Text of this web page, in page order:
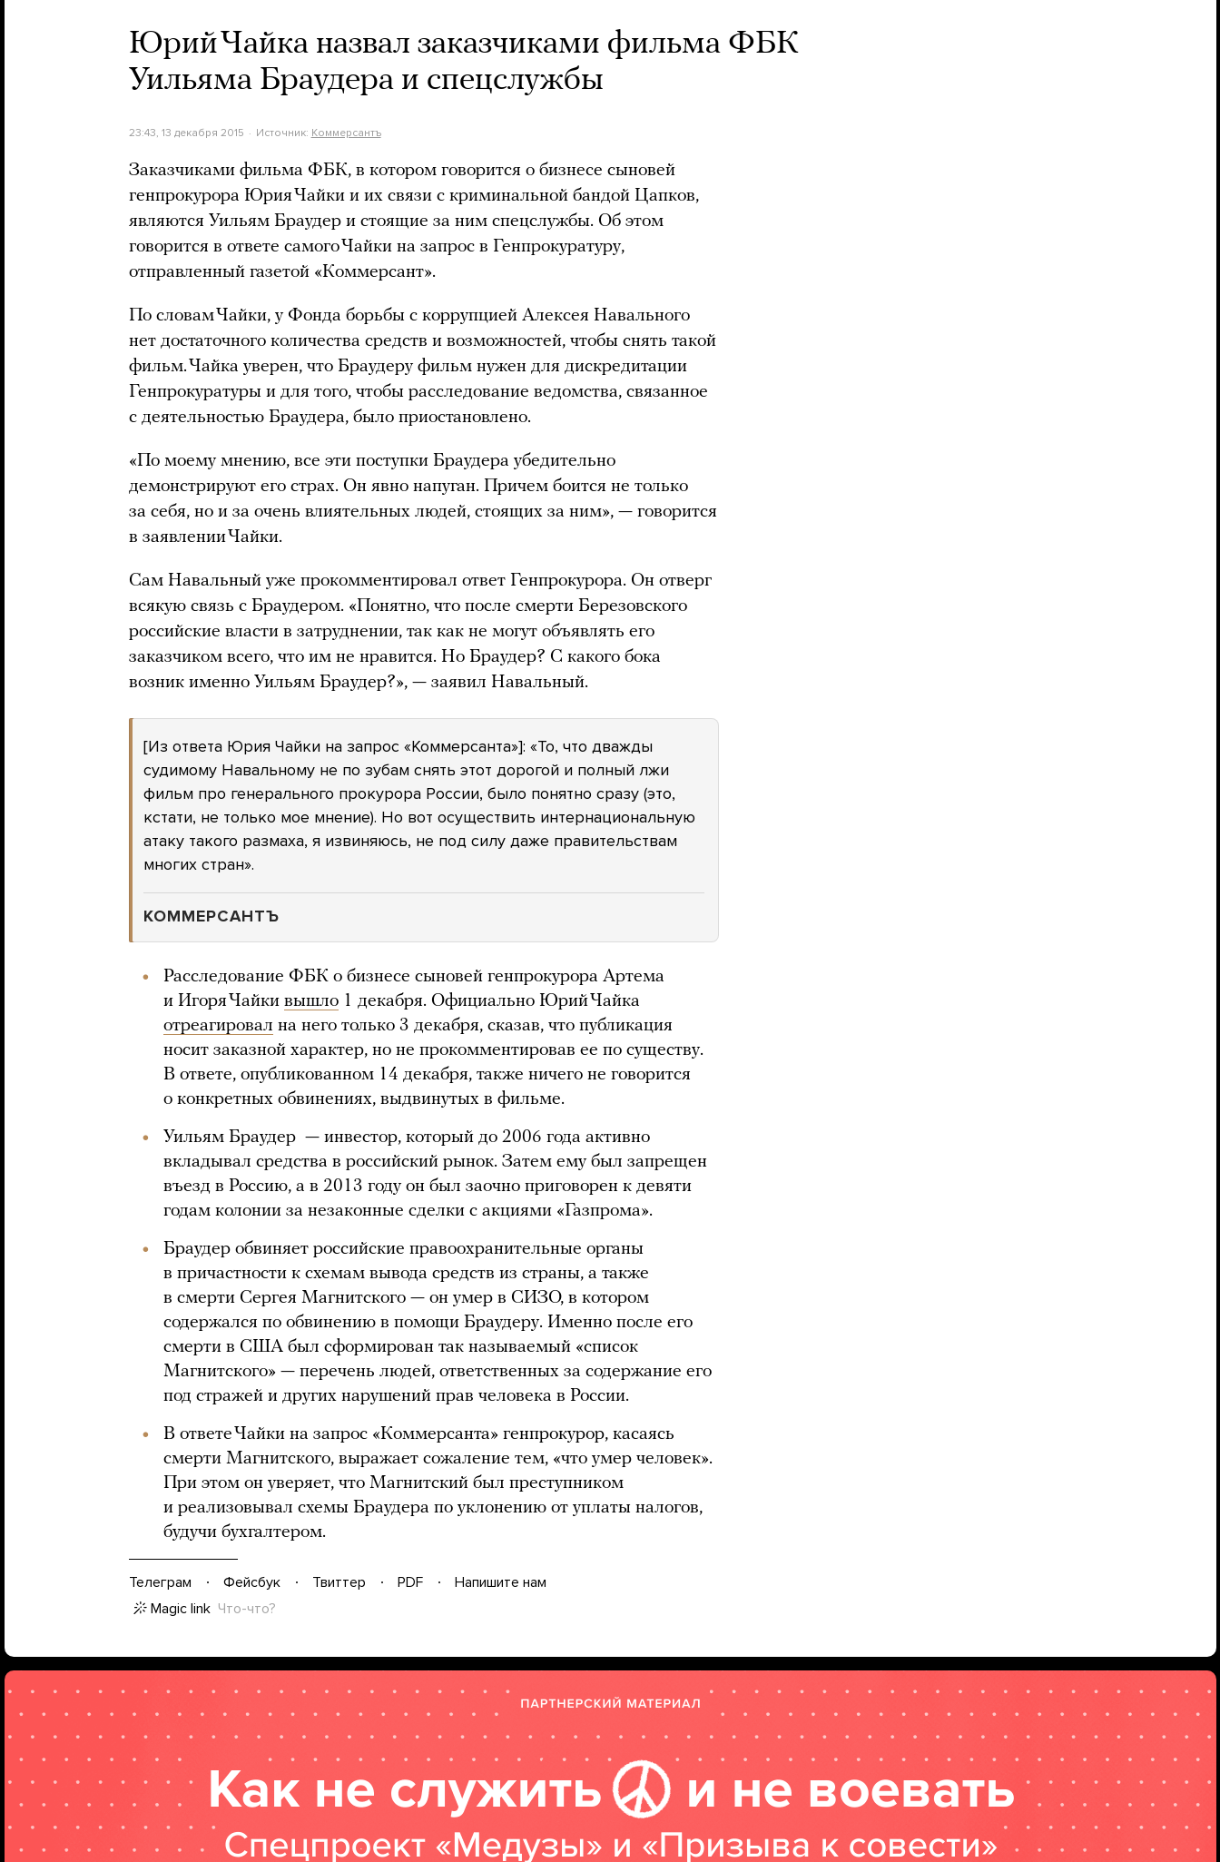
Юрий Чайка назвал заказчиками фильма ФБК
Уильяма Браудера и спецслужбы
23:43, 13 декабря 2015 Источник: Коммерсантъ
Заказчиками фильма ФБК, в котором говорится о бизнесе сыновей
генпрокурора Юрия Чайки и их связи с криминальной бандой Цапков,
являются Уильям Браудер и стоящие за ним спецслужбы. Об этом
говорится в ответе самого Чайки на запрос в Генпрокуратуру,
отправленный газетой «Коммерсант».
По словам Чайки, у Фонда борьбы с коррупцией Алексея Навального
нет достаточного количества средств и возможностей, чтобы снять такой
фильм. Чайка уверен, что Браудеру фильм нужен для дискредитации
Генпрокуратуры и для того, чтобы расследование ведомства, связанное
с деятельностью Браудера, было приостановлено.
«По моему мнению, все эти поступки Браудера убедительно
демонстрируют его страх. Он явно напуган. Причем боится не только
за себя, но и за очень влиятельных людей, стоящих за ним», — говорится
в заявлении Чайки.
Сам Навальный уже прокомментировал ответ Генпрокурора. Он отверг
всякую связь с Браудером. «Понятно, что после смерти Березовского
российские власти в затруднении, так как не могут объявлять его
заказчиком всего, что им не нравится. Но Браудер? С какого бока
возник именно Уильям Браудер?», — заявил Навальный.
[Из ответа Юрия Чайки на запрос «Коммерсанта»]: «То, что дважды
судимому Навальному не по зубам снять этот дорогой и полный лжи
фильм про генерального прокурора России, было понятно сразу (это,
кстати, не только мое мнение). Но вот осуществить интернациональную
атаку такого размаха, я извиняюсь, не под силу даже правительствам
многих стран».
КОММЕРСАНТЪ
Расследование ФБК о бизнесе сыновей генпрокурора Артема
и Игоря Чайки вышло 1 декабря. Официально Юрий Чайка
отреагировал на него только 3 декабря, сказав, что публикация
носит заказной характер, но не прокомментировав ее по существу.
В ответе, опубликованном 14 декабря, также ничего не говорится
о конкретных обвинениях, выдвинутых в фильме.
Уильям Браудер — инвестор, который до 2006 года активно
вкладывал средства в российский рынок. Затем ему был запрещен
въезд в Россию, а в 2013 году он был заочно приговорен к девяти
годам колонии за незаконные сделки с акциями «Газпрома».
Браудер обвиняет российские правоохранительные органы
в причастности к схемам вывода средств из страны, а также
в смерти Сергея Магнитского — он умер в СИЗО, в котором
содержался по обвинению в помощи Браудеру. Именно после его
смерти в США был сформирован так называемый «список
Магнитского» — перечень людей, ответственных за содержание его
под стражей и других нарушений прав человека в России.
В ответе Чайки на запрос «Коммерсанта» генпрокурор, касаясь
смерти Магнитского, выражает сожаление тем, «что умер человек».
При этом он уверяет, что Магнитский был преступником
и реализовывал схемы Браудера по уклонению от уплаты налогов,
будучи бухгалтером.
Телеграм Фейсбук Твиттер PDF
Напишите нам
Magic link Что-что?